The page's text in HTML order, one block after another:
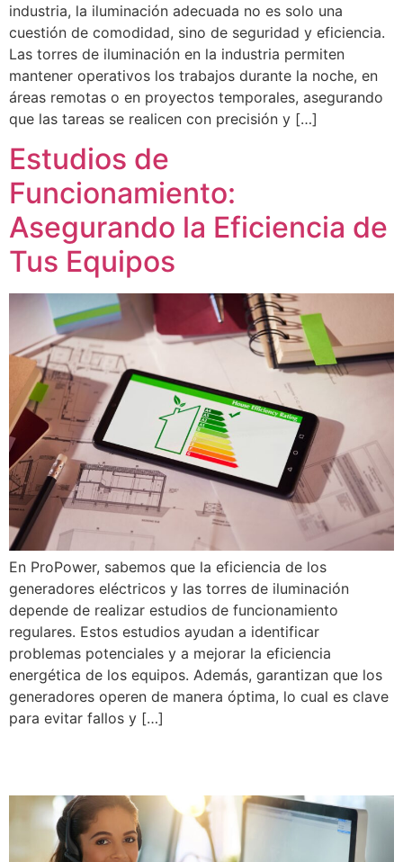
industria, la iluminación adecuada no es solo una
cuestión de comodidad, sino de seguridad y eficiencia.
Las torres de iluminación en la industria permiten
mantener operativos los trabajos durante la noche, en
áreas remotas o en proyectos temporales, asegurando
que las tareas se realicen con precisión y […]
Estudios de
Funcionamiento:
Asegurando la Eficiencia de
Tus Equipos
En ProPower, sabemos que la eficiencia de los
generadores eléctricos y las torres de iluminación
depende de realizar estudios de funcionamiento
regulares. Estos estudios ayudan a identificar
problemas potenciales y a mejorar la eficiencia
energética de los equipos. Además, garantizan que los
generadores operen de manera óptima, lo cual es clave
para evitar fallos y […]